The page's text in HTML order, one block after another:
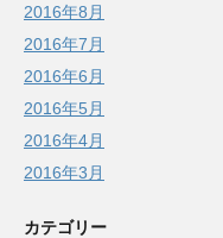
2016年8月
2016年7月
2016年6月
2016年5月
2016年4月
2016年3月
カテゴリー